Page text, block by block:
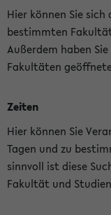
Hier können Sie
bestimmten
Außerdem haben
Fakultäten
Zeiten
Hier können Sie
Tagen und zu
sinnvoll ist diese
Fakultät und